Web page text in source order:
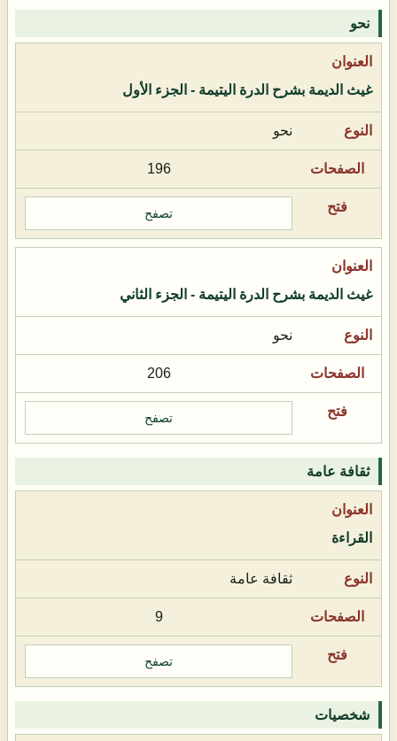
نحو
غيث الديمة بشرح الدرة اليتيمة - الجزء الأول
نحو
196
تصفح
غيث الديمة بشرح الدرة اليتيمة - الجزء الثاني
نحو
206
تصفح
ثقافة عامة
القراءة
ثقافة عامة
9
تصفح
شخصيات